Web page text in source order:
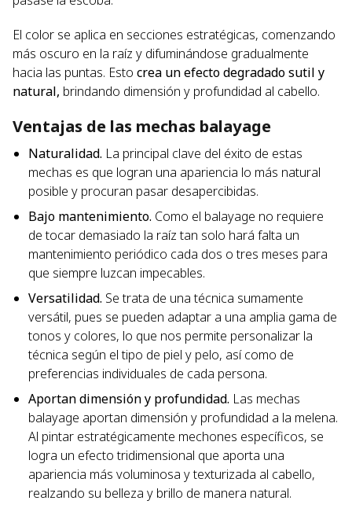
El color se aplica en secciones estratégicas, comenzando
más oscuro en la raíz y difuminándose gradualmente
hacia las puntas. Esto crea un efecto degradado sutil y
natural, brindando dimensión y profundidad al cabello.
Ventajas de las mechas balayage
Naturalidad. La principal clave del éxito de estas
mechas es que logran una apariencia lo más natural
posible y procuran pasar desapercibidas.
Bajo mantenimiento. Como el balayage no requiere
de tocar demasiado la raíz tan solo hará falta un
mantenimiento periódico cada dos o tres meses para
que siempre luzcan impecables.
Versatilidad. Se trata de una técnica sumamente
versátil, pues se pueden adaptar a una amplia gama de
tonos y colores, lo que nos permite personalizar la
técnica según el tipo de piel y pelo, así como de
preferencias individuales de cada persona.
Aportan dimensión y profundidad. Las mechas
balayage aportan dimensión y profundidad a la melena.
Al pintar estratégicamente mechones específicos, se
logra un efecto tridimensional que aporta una
apariencia más voluminosa y texturizada al cabello,
realzando su belleza y brillo de manera natural.